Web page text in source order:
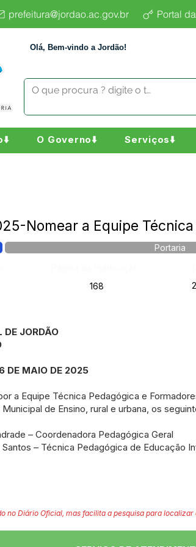
prefeitura@jordao.ac.gov.br Portal
Olá, Bem-vindo a Jordão!
O Governo⬇️ Serviços⬇️
Nomear a Equipe
Portaria
168
DE JORDÃO
DE MAIO DE 2025
a Equipe Técnica Pedagógica e
de Ensino, rural e urbana, os
– Coordenadora Pedagógica Geral
Santos – Técnica Pedagógica de Educação
no Diário Oficial, mas facilita a pesquisa para